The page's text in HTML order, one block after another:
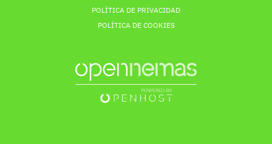
POLÍTICA DE PRIVACIDAD
POLÍTICA DE COOKIES